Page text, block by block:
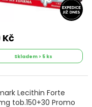
Kč
Skladem > 5 ks
Lecithin Forte
tob.150+30 Promo